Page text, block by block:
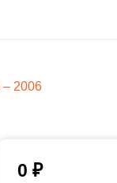
– 2006
0 ₽